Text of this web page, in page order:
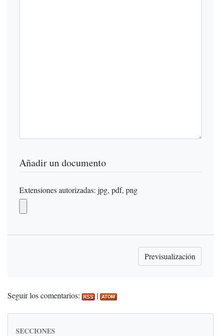
Añadir un documento
Extensiones autorizadas: jpg, pdf, png
Seguir los comentarios: |
SECCIONES